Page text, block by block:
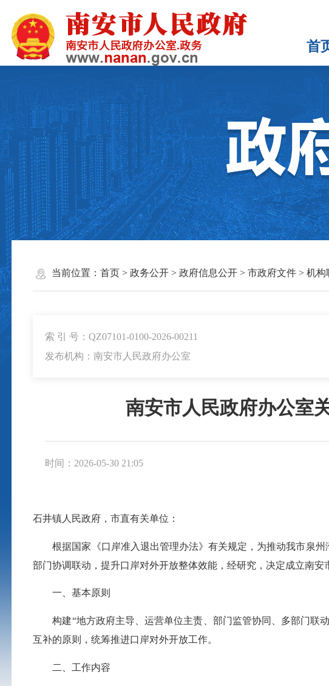
首
当前位置： 首页> 政务公开> 政府信息公开> 市政府文件> 机构
索 引 号：QZ07101-0100-2026-00211
发布机构：南安市人民政府办公室
南安市人民政府办公室
时间：2026-05-30 21:05
石井镇人民政府，市直有关单位：
根据国家《口岸准入退出管理办法》有关规定，为推动我市泉州
部门协调联动，提升口岸对外开放整体效能，经研究，决定成立南安
一、基本原则
构建“地方政府主导、运营单位主责、部门监管协同、多部门联
互补的原则，统筹推进口岸对外开放工作。
二、工作内容